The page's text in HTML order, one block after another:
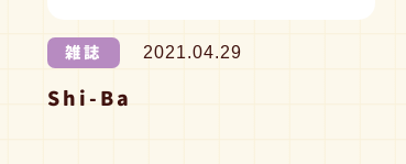
雑誌 2021.04.29
Shi-Ba